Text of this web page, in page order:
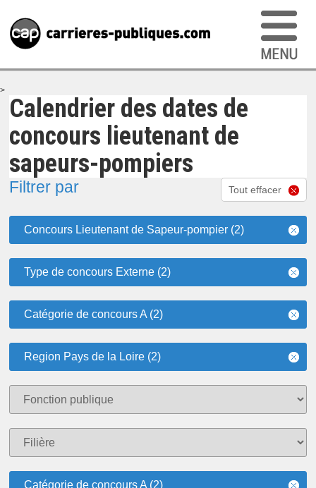
>
Calendrier des dates de
concours lieutenant de
sapeurs-pompiers
Filtrer par Tout effacer
Concours Lieutenant de Sapeur-pompier (2)
Type de concours Externe (2)
Catégorie de concours A (2)
Region Pays de la Loire (2)
Catégorie de concours A (2)